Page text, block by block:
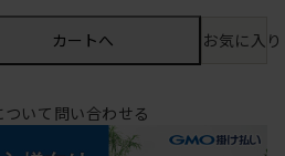
カートへ お気に入
ついて問い合わせる